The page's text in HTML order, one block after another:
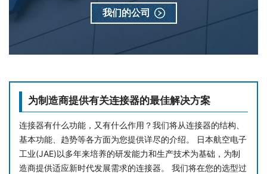
我们的公司
为制造商提供有关连接器的最佳解决方案
连接器有什么功能，又有什么作用？我们将从连接器的结构、
基本功能、趋势等各方面为您提供详尽的介绍。 日本航空电子
工业(JAE)以多年来培养的研发能力和生产技术为基础，为制
造商提供适应新时代发展需求的连接器。 我们将在您的选型过